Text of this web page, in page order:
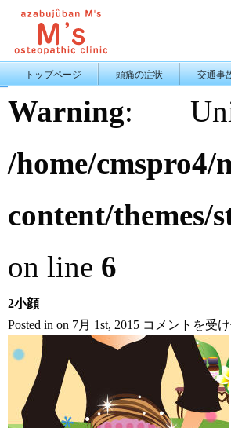
トップページ 頭痛の症状 交通事
Warning:
/home/
content/themes/
on line 6
2小顔
Posted in on 7月 1st, 2015 2
コメントを受